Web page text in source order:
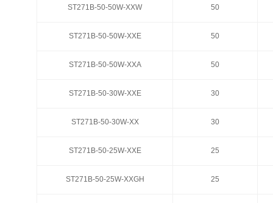
ST271B-50-50W-XXW 50
ST271B-50-50W-XXE 50
ST271B-50-50W-XXA 50
ST271B-50-30W-XXE 30
ST271B-50-30W-XX 30
ST271B-50-25W-XXE 25
ST271B-50-25W-XXGH 25
ST271B-50-50W-XXW 50
ST271B-50-50W-XXE 50
ST271B-50-50W-XXA 50
ST271B-50-30W-XXE 30
ST271B-50-30W-XX 30
ST271B-50-25W-XXE 25
ST271B-50-25W-XXGH 25